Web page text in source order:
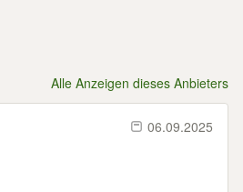
Alle Anzeigen dieses Anbieters
06.09.2025